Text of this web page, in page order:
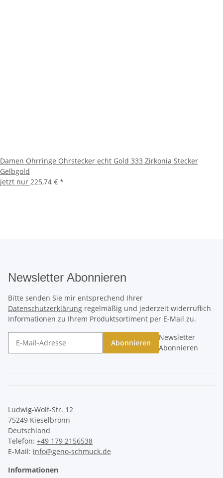
Damen Ohrringe Ohrstecker echt Gold 333 Zirkonia Stecker
Gelbgold
jetzt nur 225,74 € *
Newsletter Abonnieren
Bitte senden Sie mir entsprechend Ihrer
Datenschutzerklärung regelmäßig und jederzeit widerruflich
Informationen zu Ihrem Produktsortiment per E-Mail zu.
Abonnieren
Newsletter
Abonnieren
Ludwig-Wolf-Str. 12
75249 Kieselbronn
Deutschland
Telefon: +49 179 2156538
E-Mail: info@geno-schmuck.de
Informationen